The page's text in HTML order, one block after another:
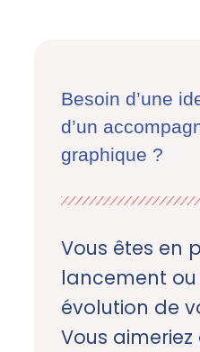
Besoin d’une
d’un
graphique ?
Vous êtes en
lancement
évolution de
Vous